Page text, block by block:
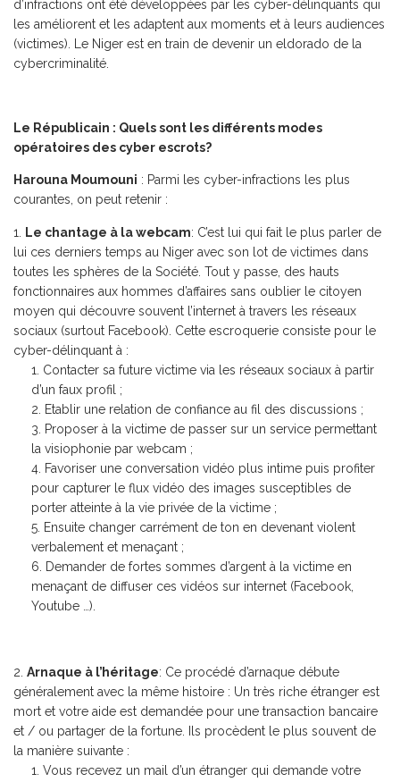
d’infractions ont été développées par les cyber-délinquants qui
les améliorent et les adaptent aux moments et à leurs audiences
(victimes). Le Niger est en train de devenir un eldorado de la
cybercriminalité.
Le Républicain : Quels sont les différents modes
opératoires des cyber escrots?
Harouna Moumouni : Parmi les cyber-infractions les plus
courantes, on peut retenir :
Le chantage à la webcam: C’est lui qui fait le plus parler de
lui ces derniers temps au Niger avec son lot de victimes dans
toutes les sphères de la Société. Tout y passe, des hauts
fonctionnaires aux hommes d’affaires sans oublier le citoyen
moyen qui découvre souvent l’internet à travers les réseaux
sociaux (surtout Facebook). Cette escroquerie consiste pour le
cyber-délinquant à :
Contacter sa future victime via les réseaux sociaux à partir
d’un faux profil ;
Etablir une relation de confiance au fil des discussions ;
Proposer à la victime de passer sur un service permettant
la visiophonie par webcam ;
Favoriser une conversation vidéo plus intime puis profiter
pour capturer le flux vidéo des images susceptibles de
porter atteinte à la vie privée de la victime ;
Ensuite changer carrément de ton en devenant violent
verbalement et menaçant ;
Demander de fortes sommes d’argent à la victime en
menaçant de diffuser ces vidéos sur internet (Facebook,
Youtube …).
Arnaque à l’héritage: Ce procédé d’arnaque débute
généralement avec la même histoire : Un très riche étranger est
mort et votre aide est demandée pour une transaction bancaire
et / ou partager de la fortune. Ils procèdent le plus souvent de
la manière suivante :
Vous recevez un mail d’un étranger qui demande votre